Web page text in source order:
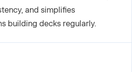
and simplifies
building decks regularly.